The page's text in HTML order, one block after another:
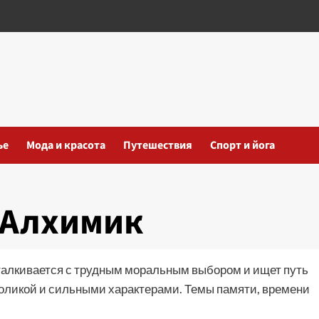
Мода и красота Путешествия Спорт и йога
с трудным моральным выбором и ищет путь
и сильными характерами. Темы памяти, времени